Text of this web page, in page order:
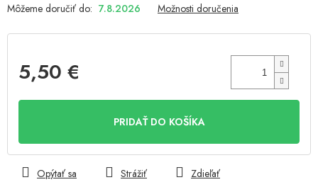
Môžeme doručiť do: 7.8.2026 Možnosti doručenia
5,50 €
PRIDAŤ DO KOŠÍKA
Opýtať sa Strážiť Zdieľať